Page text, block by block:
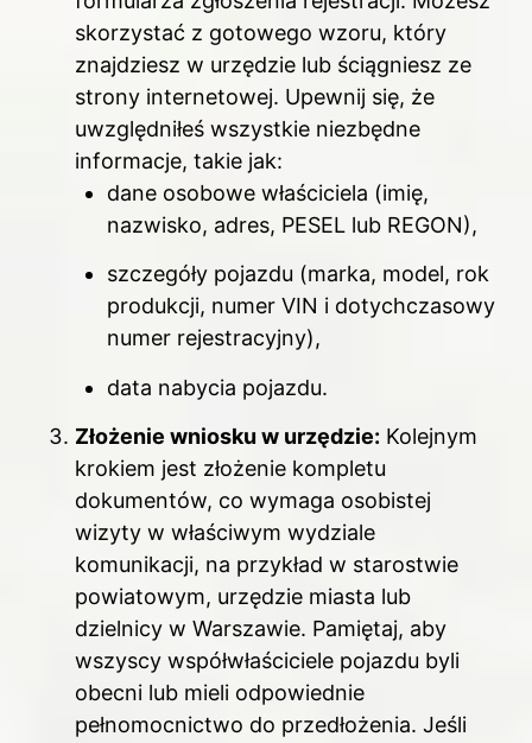
skorzystać z gotowego wzoru, który
znajdziesz w urzędzie lub ściągniesz ze
strony internetowej. Upewnij się, że
uwzględniłeś wszystkie niezbędne
informacje, takie jak:
dane osobowe właściciela (imię,
nazwisko, adres, PESEL lub REGON),
szczegóły pojazdu (marka, model, rok
produkcji, numer VIN i dotychczasowy
numer rejestracyjny),
data nabycia pojazdu.
Złożenie wniosku w urzędzie: Kolejnym
krokiem jest złożenie kompletu
dokumentów, co wymaga osobistej
wizyty w właściwym wydziale
komunikacji, na przykład w starostwie
powiatowym, urzędzie miasta lub
dzielnicy w Warszawie. Pamiętaj, aby
wszyscy współwłaściciele pojazdu byli
obecni lub mieli odpowiednie
pełnomocnictwo do przedłożenia. Jeśli